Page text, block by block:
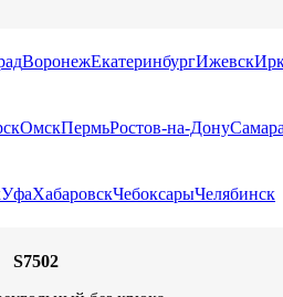
ВоронежЕкатеринбургИжевск
ОмскПермьРостов-на-Дону
УфаХабаровскЧебоксарыЧелябинск
j hook
с крюком
S7502